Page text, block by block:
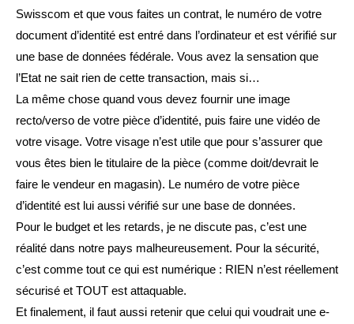
Swisscom et que vous faites un contrat, le numéro de votre
document d’identité est entré dans l’ordinateur et est vérifié sur
une base de données fédérale. Vous avez la sensation que
l’Etat ne sait rien de cette transaction, mais si…
La même chose quand vous devez fournir une image
recto/verso de votre pièce d’identité, puis faire une vidéo de
votre visage. Votre visage n’est utile que pour s’assurer que
vous êtes bien le titulaire de la pièce (comme doit/devrait le
faire le vendeur en magasin). Le numéro de votre pièce
d’identité est lui aussi vérifié sur une base de données.
Pour le budget et les retards, je ne discute pas, c’est une
réalité dans notre pays malheureusement. Pour la sécurité,
c’est comme tout ce qui est numérique : RIEN n’est réellement
sécurisé et TOUT est attaquable.
Et finalement, il faut aussi retenir que celui qui voudrait une e-